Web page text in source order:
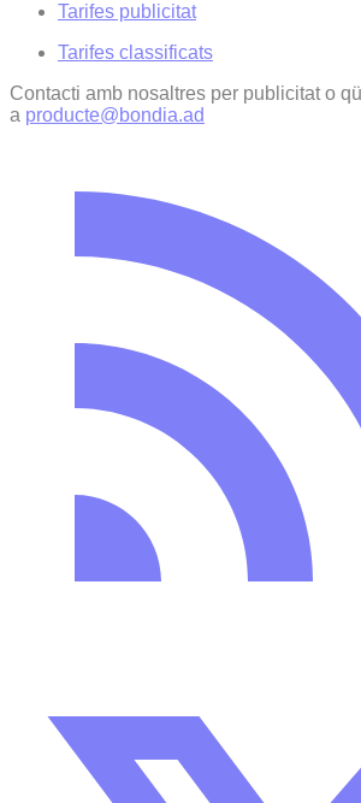
Tarifes publicitat
Tarifes classificats
Contacti amb nosaltres per publicitat o
a producte@bondia.ad